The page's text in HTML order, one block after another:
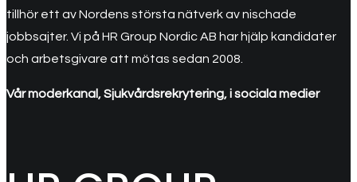
tillhör ett av Nordens största nätverk av nischade
jobbsajter. Vi på HR Group Nordic AB har hjälp kandidater
och arbetsgivare att mötas sedan 2008.
Vår moderkanal, Sjukvårdsrekrytering, i sociala medier